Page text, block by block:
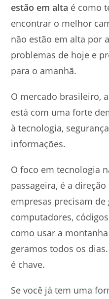
estão em alta é como
encontrar o melhor
não estão em alta por
problemas de hoje e
para o amanhã.
O mercado brasileiro,
está com uma forte
à tecnologia,
informações.
O foco em tecnologia
passageira, é a
empresas precisam
computadores,
como usar a
geramos todos os
é chave.
Se você já tem uma